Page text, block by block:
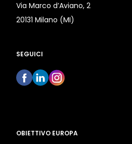
Via Marco d’Aviano, 2
20131 Milano (MI)
SEGUICI
OBIETTIVO EUROPA